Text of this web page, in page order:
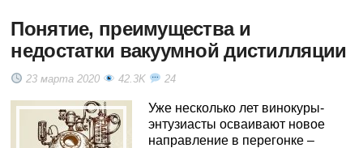
Понятие, преимущества и
недостатки вакуумной дистилляции
23 марта 2020 42.3K 24
Уже несколько лет винокуры-
энтузиасты осваивают новое
направление в перегонке –